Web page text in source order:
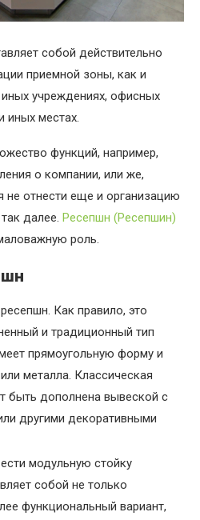
собой действительно
приемной зоны, как и
иных учреждениях, офисных
иных местах.
функций, например,
о компании, или же,
отнести еще и организацию
далее. Ресепшн (Ресепшин)
роль.
Как правило, это
и традиционный тип
прямоугольную форму и
металла. Классическая
быть дополнена вывеской с
другими декоративными
модульную стойку
собой не только
функциональный вариант,